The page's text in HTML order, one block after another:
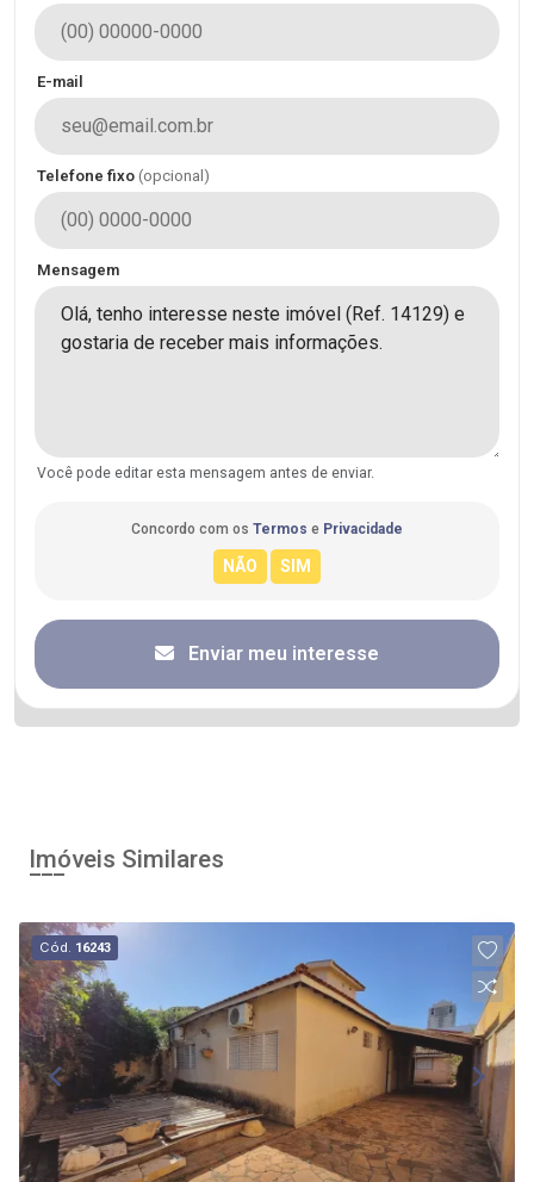
E-mail
Telefone fixo (opcional)
Mensagem
Você pode editar esta mensagem antes de enviar.
Concordo com os Termos e Privacidade
Enviar meu interesse
Imóveis Similares
Cód. 16243